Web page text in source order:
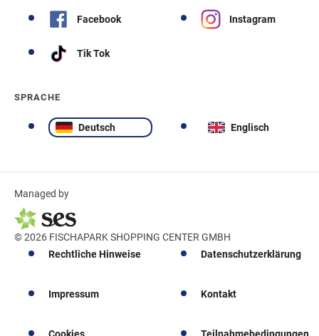
Facebook Instagram
Tik Tok
SPRACHE
Deutsch Englisch
Managed by
© 2026 FISCHAPARK SHOPPING CENTER GMBH
Rechtliche Hinweise
Datenschutzerklärung
Impressum Kontakt
Cookies Teilnahmebedingungen